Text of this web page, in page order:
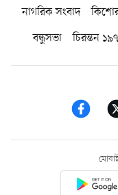
নাগরিক সংবাদ
বন্ধুসভা
চিরন্তন